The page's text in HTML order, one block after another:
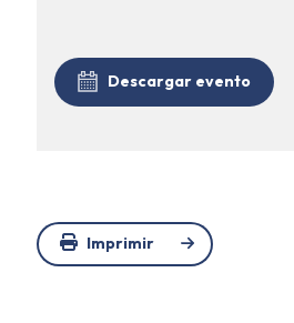
Descargar evento
Imprimir